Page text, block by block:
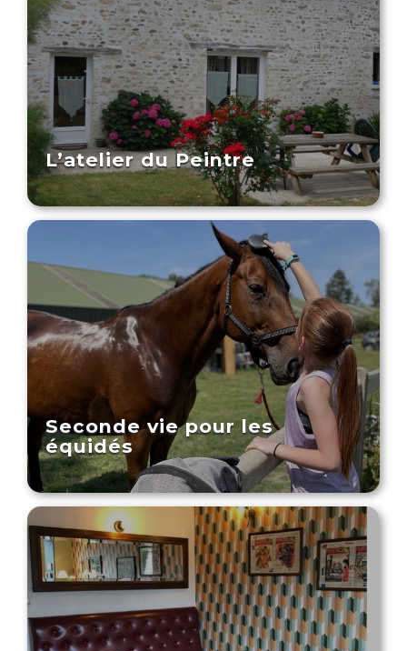
L’atelier du Peintre
Seconde vie pour les
équidés